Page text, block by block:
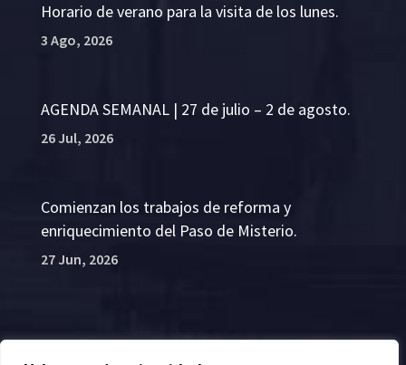
Horario de verano para la visita de los lunes.
3 Ago, 2026
AGENDA SEMANAL | 27 de julio – 2 de agosto.
26 Jul, 2026
Comienzan los trabajos de reforma y
enriquecimiento del Paso de Misterio.
27 Jun, 2026